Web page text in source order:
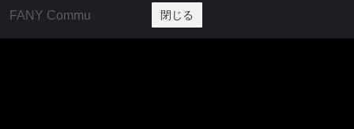
FANY Commu
閉じる